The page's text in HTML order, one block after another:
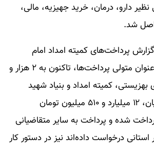
دارو، درمان، خرید جهیزیه، مالی،
شد.
پرداخت‌های کمیته امداد امام
خمینی (ره) البرز به عنوان متولی پرداخت‌ها، تاکنون به ۲ هزار و
بهزیستی، کمیته امداد و بنیاد شهید
استان و غیر مددجویان، ۱۲ میلیارد و ۵۱۰ میلیون تومان
شده و پرداخت به سایر متقاضیانی
استانی درخواست داده‌اند نیز در دستور کار